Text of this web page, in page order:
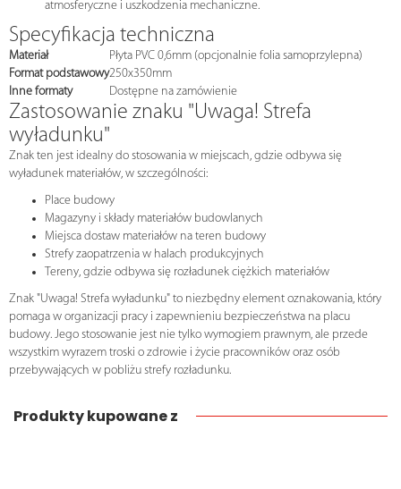
atmosferyczne i uszkodzenia mechaniczne.
Specyfikacja techniczna
Materiał
Płyta PVC 0,6mm (opcjonalnie folia samoprzylepna)
Format podstawowy250x350mm
Inne formaty
Dostępne na zamówienie
Zastosowanie znaku "Uwaga! Strefa
wyładunku"
Znak ten jest idealny do stosowania w miejscach, gdzie odbywa się
wyładunek materiałów, w szczególności:
Place budowy
Magazyny i składy materiałów budowlanych
Miejsca dostaw materiałów na teren budowy
Strefy zaopatrzenia w halach produkcyjnych
Tereny, gdzie odbywa się rozładunek ciężkich materiałów
Znak "Uwaga! Strefa wyładunku" to niezbędny element oznakowania, który
pomaga w organizacji pracy i zapewnieniu bezpieczeństwa na placu
budowy. Jego stosowanie jest nie tylko wymogiem prawnym, ale przede
wszystkim wyrazem troski o zdrowie i życie pracowników oraz osób
przebywających w pobliżu strefy rozładunku.
Produkty kupowane z